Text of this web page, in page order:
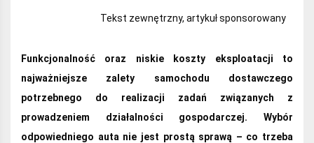
Tekst zewnętrzny, artykuł sponsorowany
Funkcjonalność oraz niskie koszty eksploatacji to
najważniejsze zalety samochodu dostawczego
potrzebnego do realizacji zadań związanych z
prowadzeniem działalności gospodarczej. Wybór
odpowiedniego auta nie jest prostą sprawą – co trzeba